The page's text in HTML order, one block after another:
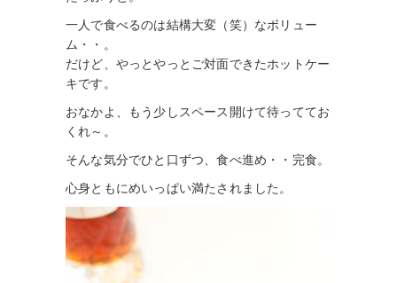
一人で食べるのは結構大変（笑）なボリュー
ム・・。
だけど、やっとやっとご対面できたホットケー
キです。
おなかよ、もう少しスペース開けて待っててお
くれ～。
そんな気分でひと口ずつ、食べ進め・・完食。
心身ともにめいっぱい満たされました。